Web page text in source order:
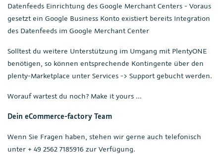
Datenfeeds Einrichtung des Google Merchant Centers - Voraus
gesetzt ein Google Business Konto existiert bereits Integration
des Datenfeeds im Google Merchant Center
Solltest du weitere Unterstützung im Umgang mit PlentyONE
benötigen, so können entsprechende Kontingente über den
plenty-Marketplace unter Services -> Support gebucht werden.
Worauf wartest du noch? Make it yours ...
Dein eCommerce-factory Team
Wenn Sie Fragen haben, stehen wir gerne auch telefonisch
unter + 49 2562 7185916 zur Verfügung.